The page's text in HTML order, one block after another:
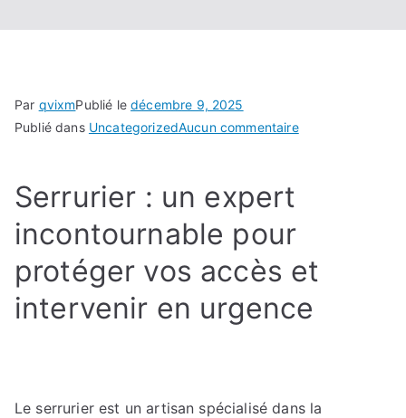
Par qvixmPublié ledécembre 9, 2025
Publié dans UncategorizedAucun commentairesur
installée
par
un
Serrurier : un expert
incontournable pour
protéger vos accès et
intervenir en urgence
Le serrurier est un artisan spécialisé dans la